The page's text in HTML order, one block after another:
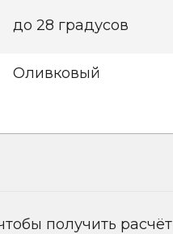
до 28 градусов
Оливковый
получить расчёт